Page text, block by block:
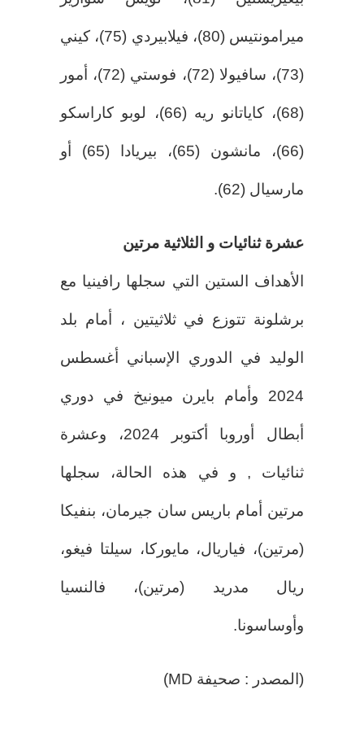
ميرامونتيس (80)، فيلابيردي (75)، كيني
(73)، سافيولا (72)، فوستي (72)، أمور
(68)، كاياتانو ريه (66)، لوبو كاراسكو
(66)، مانشون (65)، بيريادا (65) أو
مارسيال (62).
عشرة ثنائيات و الثلاثية مرتين
الأهداف الستين التي سجلها رافينيا مع
برشلونة تتوزع في ثلاثيتين ، أمام بلد
الوليد في الدوري الإسباني أغسطس
2024 وأمام بايرن ميونيخ في دوري
أبطال أوروبا أكتوبر 2024، وعشرة
ثنائيات , و في هذه الحالة، سجلها
مرتين أمام باريس سان جيرمان، بنفيكا
(مرتين)، فياريال، مايوركا، سيلتا فيغو،
ريال مدريد (مرتين)، فالنسيا
وأوساسونا.
(المصدر : صحيفة MD)